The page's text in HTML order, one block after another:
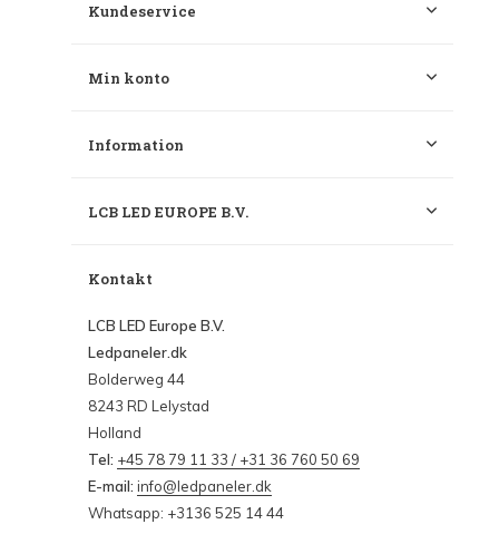
Kundeservice
Min konto
Information
LCB LED EUROPE B.V.
Kontakt
LCB LED Europe B.V.
Ledpaneler.dk
Bolderweg 44
8243 RD Lelystad
Holland
Tel: +45 78 79 11 33 / +31 36 760 50 69
E-mail: info@ledpaneler.dk
Whatsapp: +3136 525 14 44